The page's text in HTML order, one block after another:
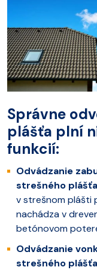
Správne
plášťa plní
funkcií:
Odvádzanie
strešného plášťa
v strešnom plášti
nachádza v
betónovom
Odvádzanie
strešného plášťa